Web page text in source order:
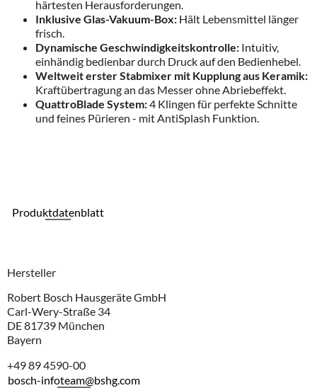
härtesten Herausforderungen.
Inklusive Glas-Vakuum-Box: Hält Lebensmittel länger
frisch.
Dynamische Geschwindigkeitskontrolle: Intuitiv,
einhändig bedienbar durch Druck auf den Bedienhebel.
Weltweit erster Stabmixer mit Kupplung aus Keramik:
Kraftübertragung an das Messer ohne Abriebeffekt.
QuattroBlade System:4 Klingen für perfekte Schnitte
und feines Pürieren - mit AntiSplash Funktion.
Produktdatenblatt
Hersteller
Robert Bosch Hausgeräte GmbH
Carl-Wery-Straße 34
DE 81739 München
Bayern
+49 89 4590-00
bosch-infoteam@bshg.com